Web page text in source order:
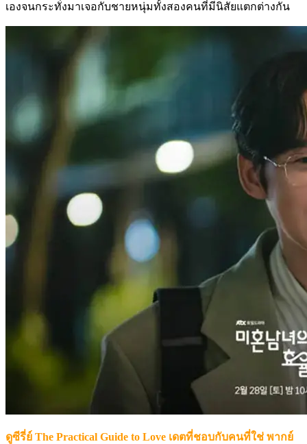
เองจนกระทั่งมาเจอกับชายหนุ่มทั้งสองคนที่มีนิสัยแตกต่างกัน
ดูซีรี่ย์ The Practical Guide to Love เดตที่ชอบกับคนที่ใช่ พากย์